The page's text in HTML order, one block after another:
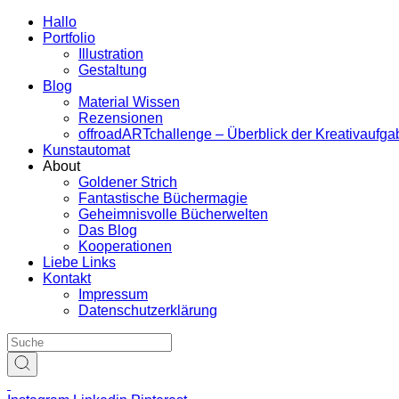
Hallo
Portfolio
Illustration
Gestaltung
Blog
Material Wissen
Rezensionen
offroadARTchallenge – Überblick der
Kunstautomat
About
Goldener Strich
Fantastische Büchermagie
Geheimnisvolle Bücherwelten
Das Blog
Kooperationen
Liebe Links
Kontakt
Impressum
Datenschutzerklärung